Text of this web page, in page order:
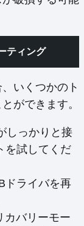
ティング
いくつかのト
ができます。
しっかりと接
を試してくだ
ドライバを再
カバリーモー